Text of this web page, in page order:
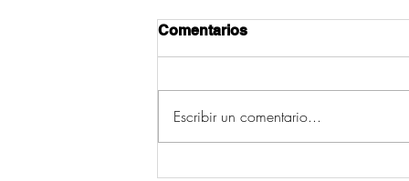
Comentarios
Escribir un comentario...